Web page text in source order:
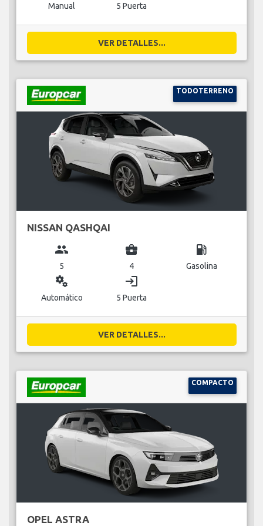
Manual 5 Puerta
VER DETALLES...
TODOTERRENO
NISSAN QASHQAI
group
5
business_center
4
local_gas_station
Gasolina
miscellaneous_services
Automático
login
5 Puerta
VER DETALLES...
COMPACTO
OPEL ASTRA